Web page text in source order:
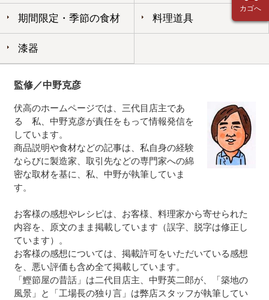
期間限定・季節の食材 料理道具
漆器
監修／中野克彦
伏高のホームページでは、三代目店主であ
る 私、中野克彦が責任をもって情報発信を
しています。
商品説明や食材などの記事は、私自身の経験
ならびに製造家、取引先などの専門家への綿
密な取材を基に、私、中野が執筆していま
す。
お客様の感想やレシピは、お客様、料理家から寄せられた
内容を、原文のまま掲載しています（誤字、脱字は修正し
ています）。
お客様の感想については、掲載許可をいただいている感想
を、悪い評価も含め全て掲載しています。
「鰹節屋の昔話」は二代目店主、中野英二郎が、「築地の
風景」と「工場長の独り言」は弊店スタッフが執筆してい
カゴへ